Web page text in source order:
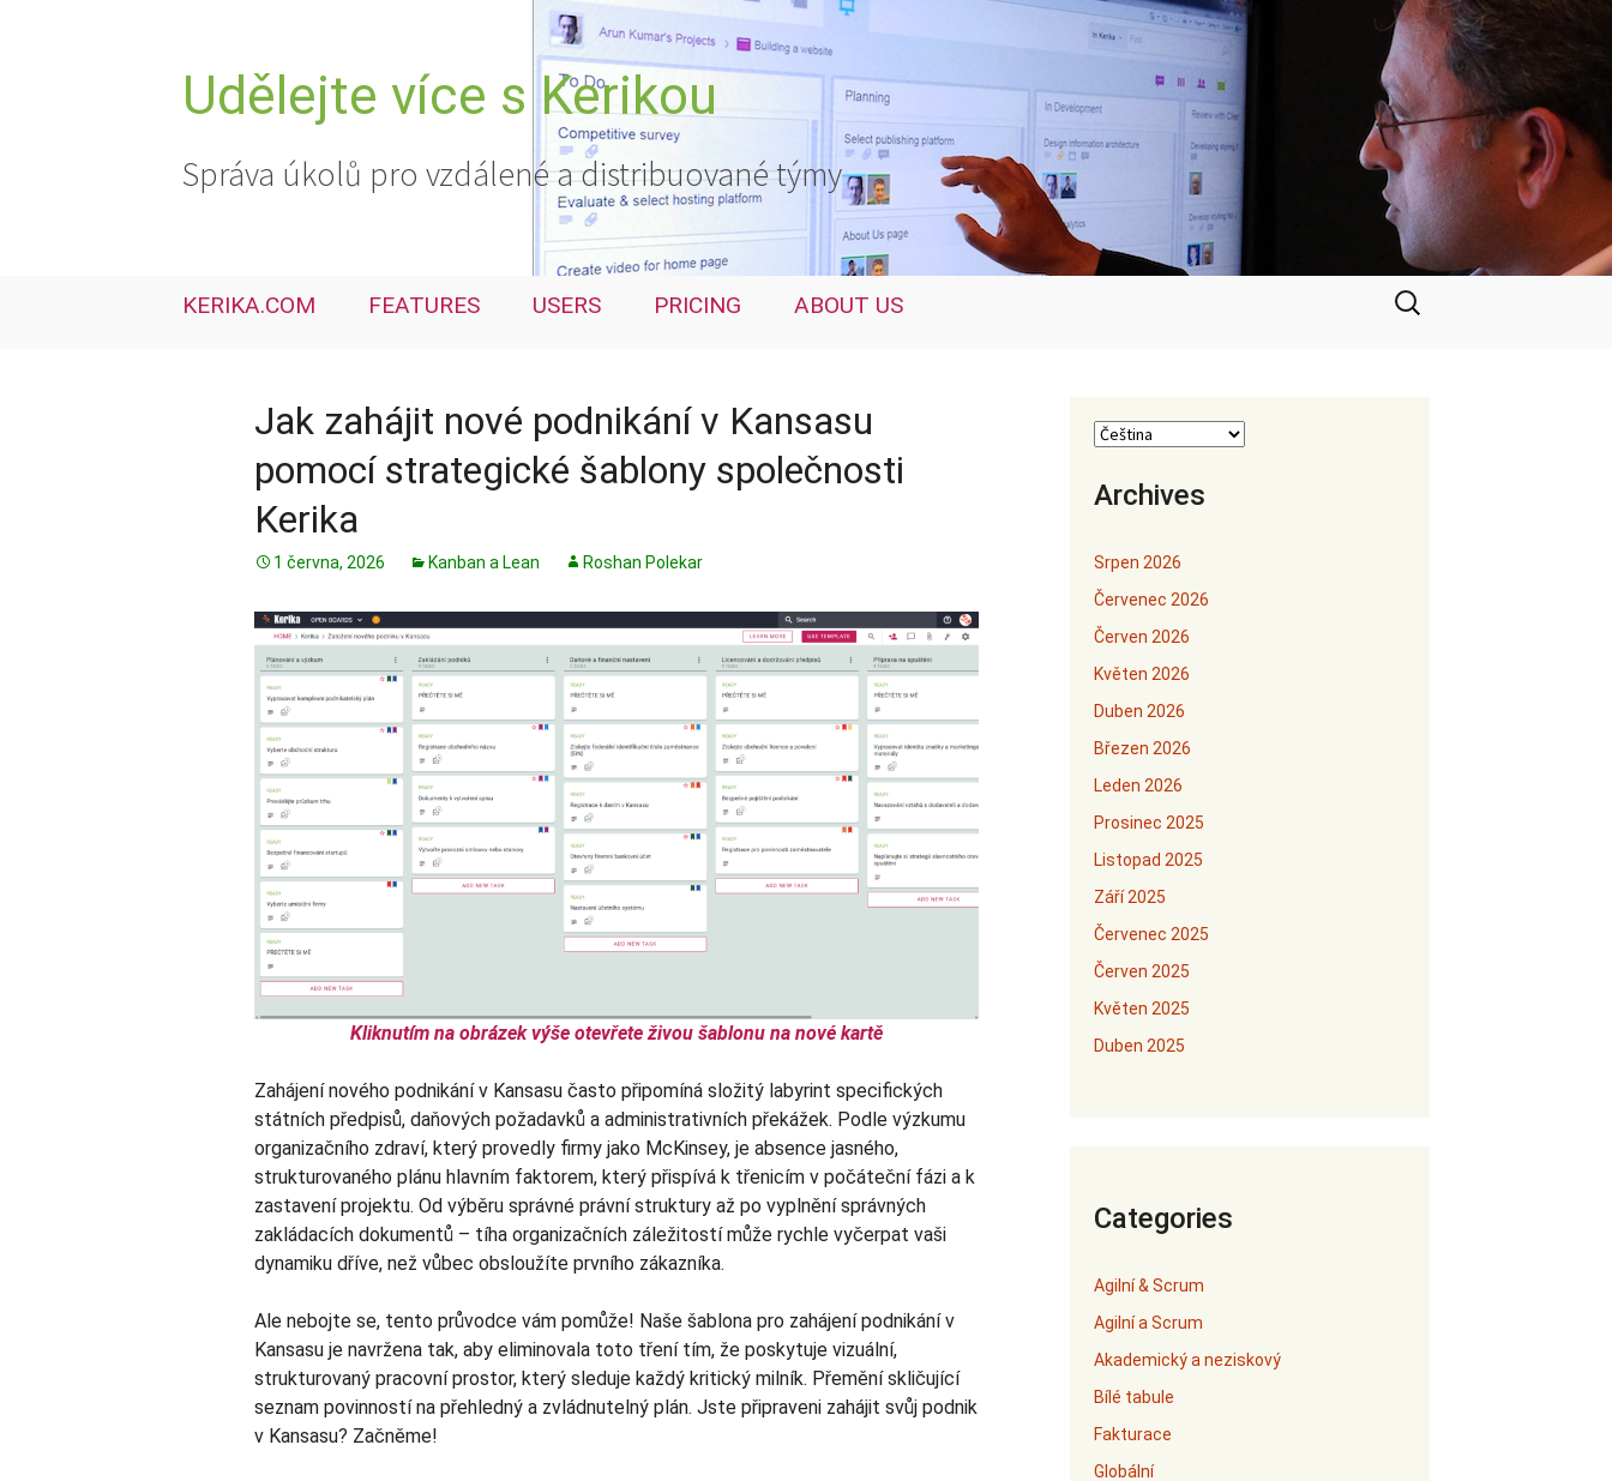
Udělejte více s Kerikou
Správa úkolů pro vzdálené a distribuované týmy
KERIKA.COM FEATURES USERS PRICING ABOUT US
Vyhledávání
Jak zahájit nové podnikání v Kansasu
pomocí strategické šablony společnosti
Kerika
1 června, 2026 Kanban a Lean Roshan Polekar
Kliknutím na obrázek výše otevřete živou šablonu na nové kartě
Zahájení nového podnikání v Kansasu často připomíná složitý labyrint specifických
státních předpisů, daňových požadavků a administrativních překážek. Podle výzkumu
organizačního zdraví, který provedly firmy jako McKinsey, je absence jasného,
strukturovaného plánu hlavním faktorem, který přispívá k třenicím v počáteční fázi a k
zastavení projektu. Od výběru správné právní struktury až po vyplnění správných
zakládacích dokumentů – tíha organizačních záležitostí může rychle vyčerpat vaši
dynamiku dříve, než vůbec obsloužíte prvního zákazníka.
Ale nebojte se, tento průvodce vám pomůže! Naše šablona pro zahájení podnikání v
Kansasu je navržena tak, aby eliminovala toto tření tím, že poskytuje vizuální,
strukturovaný pracovní prostor, který sleduje každý kritický milník. Přemění skličující
seznam povinností na přehledný a zvládnutelný plán. Jste připraveni zahájit svůj podnik
v Kansasu? Začněme!
Archives
Srpen 2026
Červenec 2026
Červen 2026
Květen 2026
Duben 2026
Březen 2026
Leden 2026
Prosinec 2025
Listopad 2025
Září 2025
Červenec 2025
Červen 2025
Květen 2025
Duben 2025
Categories
Agilní & Scrum
Agilní a Scrum
Akademický a neziskový
Bílé tabule
Fakturace
Globální